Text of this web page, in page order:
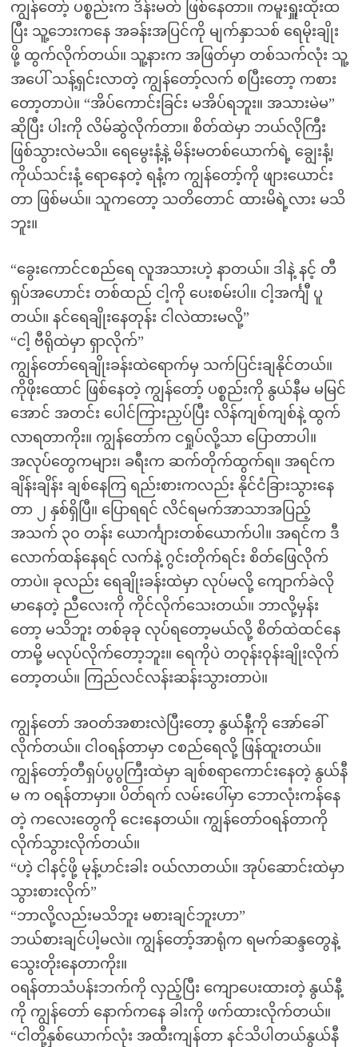
ကျွန်တော့် ပစ္စည်းက ဒိန်းမတ် ဖြစ်နေတာ။ ကမူးရှူးထိုးထ
ပြီး သူ့ဘေးကနေ အခန်းအပြင်ကို မျက်နှာသစ် ရေမိုးချိုး
ဖို့ ထွက်လိုက်တယ်။ သူ့နားက အဖြတ်မှာ တစ်သက်လုံး သူ့
အပေါ် သန့်ရှင်းလာတဲ့ ကျွန်တော့်လက် စပြီးတော့ ကစား
တော့တာပဲ။ “အိပ်ကောင်းခြင်း မအိပ်ရဘူး။ အသားမဲမ”
ဆိုပြီး ပါးကို လိမ်ဆွဲလိုက်တာ။ စိတ်ထဲမှာ ဘယ်လိုကြီး
ဖြစ်သွားလဲမသိ။ ရေမွေးနံ့နဲ့ မိန်းမတစ်ယောက်ရဲ့ ချွေးနံ့၊
ကိုယ်သင်းနံ့ ရောနေတဲ့ ရနံ့က ကျွန်တော့်ကို ဖျားယောင်း
တာ ဖြစ်မယ်။ သူကတော့ သတိတောင် ထားမိရဲ့လား မသိ
ဘူး။
“ခွေးကောင်ငစည်ရေ လူအသားဟဲ့ နာတယ်။ ဒါနဲ့ နင့် တီ
ရှပ်အဟောင်း တစ်ထည် ငါ့ကို ပေးစမ်းပါ။ ငါ့အင်္ကျီ ပူ
တယ်။ နင်ရေချိုးနေတုန်း ငါလဲထားမလို့”
“ငါ့ ဗီရိုထဲမှာ ရှာလိုက်”
ကျွန်တော်ရေချိုးခန်းထဲရောက်မှ သက်ပြင်းချနိုင်တယ်။
ကိုဖိုးထောင် ဖြစ်နေတဲ့ ကျွန်တော့် ပစ္စည်းကို နွယ်နီမ မမြင်
အောင် အတင်း ပေါင်ကြားညှပ်ပြီး လိန်ကျစ်ကျစ်နဲ့ ထွက်
လာရတာကိုး။ ကျွန်တော်က ငရှုပ်လို့သာ ပြောတာပါ။
အလုပ်တွေကများ၊ ခရီးက ဆက်တိုက်ထွက်ရ။ အရင်က
ချိန်းချိန်း ချစ်နေကြ ရည်းစားကလည်း နိုင်ငံခြားသွားနေ
တာ ၂ နှစ်ရှိပြီ။ ပြောရရင် လိင်ရမက်အာသာအပြည့်
အသက် ၃၀ တန်း ယောင်္ကျားတစ်ယောက်ပါ။ အရင်က ဒီ
လောက်ထန်နေရင် လက်နဲ့ ဂွင်းတိုက်ရင်း စိတ်ဖြေလိုက်
တာပဲ။ ခုလည်း ရေချိုးခန်းထဲမှာ လုပ်မလို့ ကျောက်ခဲလို
မာနေတဲ့ ညီလေးကို ကိုင်လိုက်သေးတယ်။ ဘာလို့မှန်း
တော့ မသိဘူး တစ်ခုခု လုပ်ရတော့မယ်လို့ စိတ်ထဲထင်နေ
တာမို့ မလုပ်လိုက်တော့ဘူး။ ရေကိုပဲ တဝုန်းဝုန်းချိုးလိုက်
တော့တယ်။ ကြည်လင်လန်းဆန်းသွားတာပဲ။
ကျွန်တော် အဝတ်အစားလဲပြီးတော့ နွယ်နီ့ကို အော်ခေါ်
လိုက်တယ်။ ငါဝရန်တာမှာ ငစည်ရေလို့ ဖြန်ထူးတယ်။
ကျွန်တော့်တီရှပ်ပွပွကြီးထဲမှာ ချစ်စရာကောင်းနေတဲ့ နွယ်နီ
မ က ဝရန်တာမှာ။ ပိတ်ရက် လမ်းပေါ်မှာ ဘောလုံးကန်နေ
တဲ့ ကလေးတွေကို ငေးနေတယ်။ ကျွန်တော်ဝရန်တာကို
လိုက်သွားလိုက်တယ်။
“ဟဲ့ ငါနင့်ဖို့ မုန့်ဟင်းခါး ဝယ်လာတယ်။ အုပ်ဆောင်းထဲမှာ
သွားစားလိုက်”
“ဘာလို့လည်းမသိဘူး မစားချင်ဘူးဟာ”
ဘယ်စားချင်ပါ့မလဲ။ ကျွန်တော့်အာရုံက ရမက်ဆန္ဒတွေနဲ့
သွေးတိုးနေတာကိုး။
ဝရန်တာသံပန်းဘက်ကို လှည့်ပြီး ကျောပေးထားတဲ့ နွယ်နီ့
ကို ကျွန်တော် နောက်ကနေ ခါးကို ဖက်ထားလိုက်တယ်။
“ငါတို့နှစ်ယောက်လုံး အထီးကျန်တာ နင်သိပါတယ်နွယ်နီ